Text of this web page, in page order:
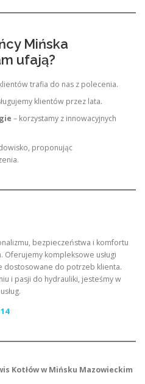
Mińska
ufają?
trafia do nas z polecenia.
klientów przez lata.
– korzystamy z innowacyjnych
proponując
bezpieczeństwa i komfortu
kompleksowe usługi
dostosowane do potrzeb klienta.
i pasji do hydrauliki, jesteśmy w
Kotłów w Mińsku Mazowieckim